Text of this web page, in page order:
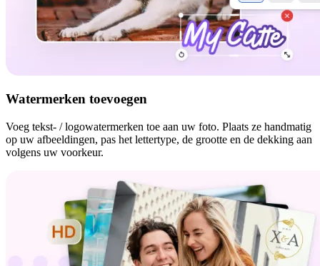
Watermerken toevoegen
Voeg tekst- / logowatermerken toe aan uw foto. Plaats ze handmatig
op uw afbeeldingen, pas het lettertype, de grootte en de dekking aan
volgens uw voorkeur.